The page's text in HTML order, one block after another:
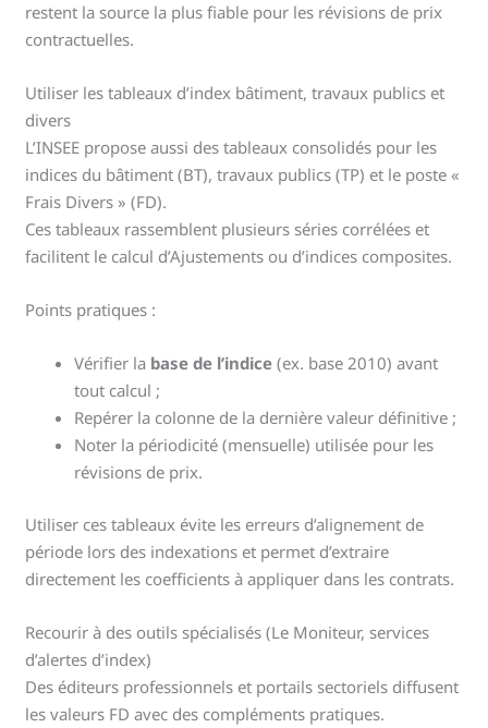
restent la source la plus fiable pour les révisions de prix
contractuelles.
Utiliser les tableaux d’index bâtiment, travaux publics et
divers
L’INSEE propose aussi des tableaux consolidés pour les
indices du bâtiment (BT), travaux publics (TP) et le poste «
Frais Divers » (FD).
Ces tableaux rassemblent plusieurs séries corrélées et
facilitent le calcul d’Ajustements ou d’indices composites.
Points pratiques :
Vérifier la base de l’indice (ex. base 2010) avant
tout calcul ;
Repérer la colonne de la dernière valeur définitive ;
Noter la périodicité (mensuelle) utilisée pour les
révisions de prix.
Utiliser ces tableaux évite les erreurs d’alignement de
période lors des indexations et permet d’extraire
directement les coefficients à appliquer dans les contrats.
Recourir à des outils spécialisés (Le Moniteur, services
d’alertes d’index)
Des éditeurs professionnels et portails sectoriels diffusent
les valeurs FD avec des compléments pratiques.